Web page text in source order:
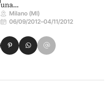
una…
Milano (MI)
06/09/2012–04/11/2012
Xsu LinkedIn
Condividi su Pinterest
Condividi su WhatsApp
Condividi su Email